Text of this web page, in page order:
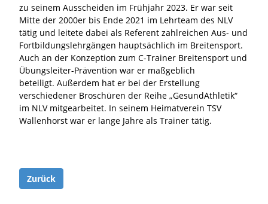
zu seinem Ausscheiden im Frühjahr 2023. Er war seit
Mitte der 2000er bis Ende 2021 im Lehrteam des NLV
tätig und leitete dabei als Referent zahlreichen Aus- und
Fortbildungslehrgängen hauptsächlich im Breitensport.
Auch an der Konzeption zum C-Trainer Breitensport und
Übungsleiter-Prävention war er maßgeblich
beteiligt. Außerdem hat er bei der Erstellung
verschiedener Broschüren der Reihe „GesundAthletik“
im NLV mitgearbeitet. In seinem Heimatverein TSV
Wallenhorst war er lange Jahre als Trainer tätig.
Zurück